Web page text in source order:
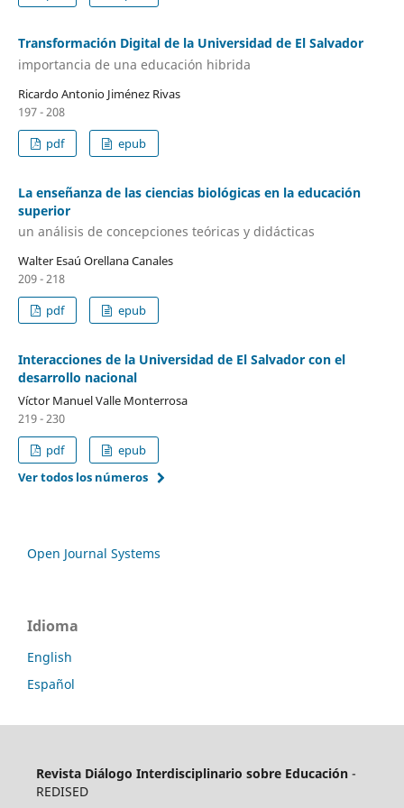
Transformación Digital de la Universidad de El Salvador
importancia de una educación hibrida
Ricardo Antonio Jiménez Rivas
197 - 208
pdf
epub
La enseñanza de las ciencias biológicas en la educación
superior
un análisis de concepciones teóricas y didácticas
Walter Esaú Orellana Canales
209 - 218
pdf
epub
Interacciones de la Universidad de El Salvador con el
desarrollo nacional
Víctor Manuel Valle Monterrosa
219 - 230
pdf
epub
Ver todos los números
Open Journal Systems
Idioma
English
Español
Revista Diálogo Interdisciplinario sobre Educación-
REDISED